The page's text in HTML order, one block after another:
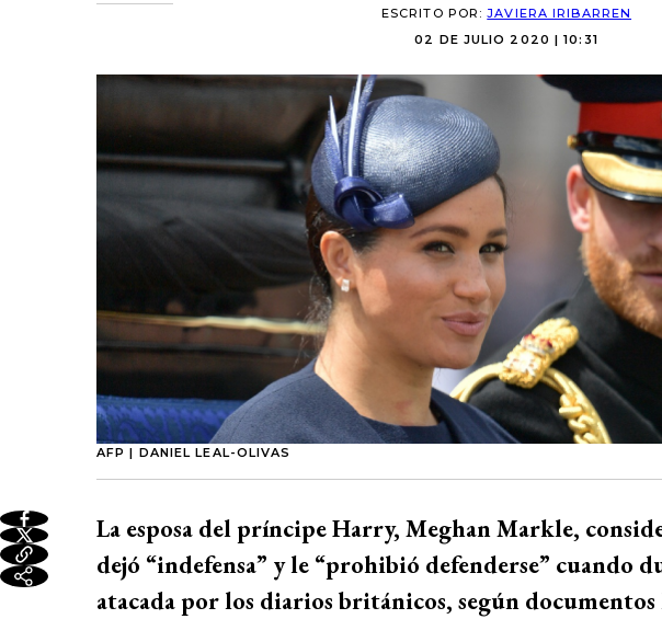
ESCRITO POR:JAVIERA IRIBARREN
02 DE JULIO 2020 | 10:31
AFP | DANIEL LEAL-OLIVAS
La esposa del príncipe Harry, Meghan Markle,
dejó “indefensa” y le “prohibió defenderse” cuando
atacada por los diarios británicos, según documentos